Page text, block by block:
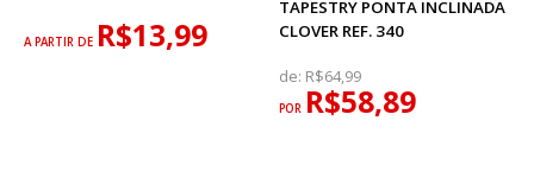
A PARTIR DE R$13,99
TAPESTRY PONTA INCLINADA
CLOVER REF. 340
de: R$64,99
POR R$58,89